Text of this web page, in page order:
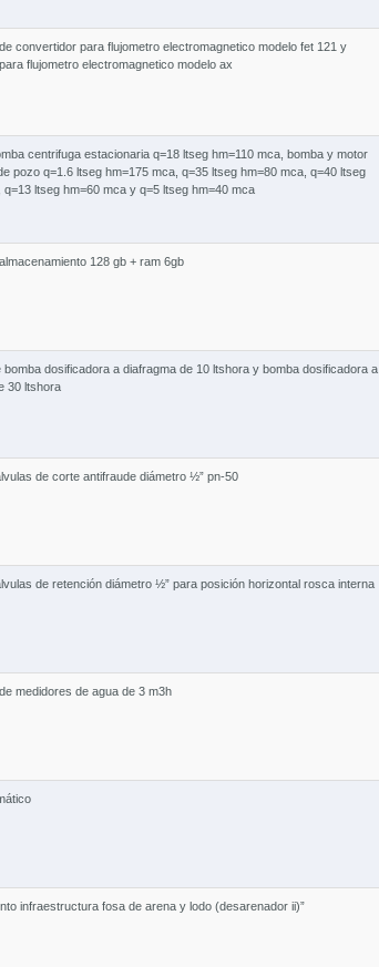
convertidor para flujometro electromagnetico modelo fet 121 y
flujometro electromagnetico modelo ax
centrifuga estacionaria q=18 ltseg hm=110 mca, bomba y motor
pozo q=1.6 ltseg hm=175 mca, q=35 ltseg hm=80 mca, q=40 ltseg
q=13 ltseg hm=60 mca y q=5 ltseg hm=40 mca
128 gb + ram 6gb
bomba dosificadora a diafragma de 10 ltshora y bomba dosificadora a
30 ltshora
de corte antifraude diámetro ½” pn-50
de retención diámetro ½” para posición horizontal rosca interna
medidores de agua de 3 m3h
infraestructura fosa de arena y lodo (desarenador ii)”